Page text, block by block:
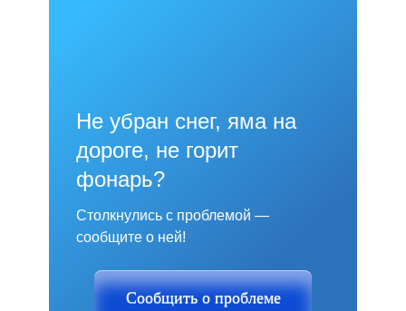
Не убран снег, яма на
дороге, не горит
фонарь?
Столкнулись с проблемой —
сообщите о ней!
Сообщить о проблеме